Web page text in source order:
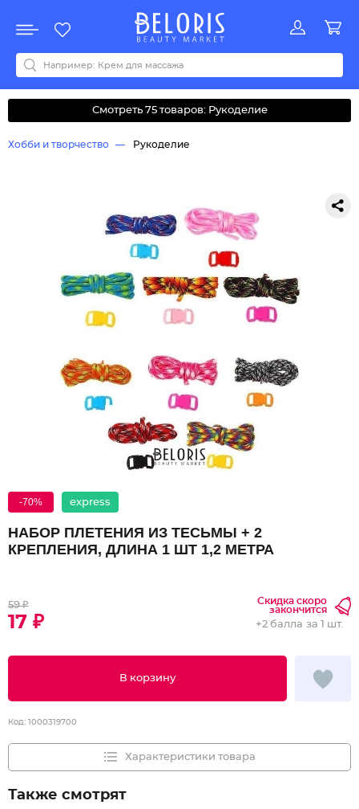
Акции
Все бренды
0-9ABCDEFGHIJKLMNOPQRSTUVWYZАБВДЗИМОКЛНПРСТУФ
Смотреть 75 товаров: Рукоделие
Хобби и творчество Рукоделие
-70% express
НАБОР ПЛЕТЕНИЯ ИЗ ТЕСЬМЫ + 2
КРЕПЛЕНИЯ, ДЛИНА 1 ШТ 1,2 МЕТРА
59 ₽
17 ₽
Скидка скоро
закончится
В корзину
+2 балла за 1 шт.
Код: 1000319700
Характеристики товара
Также смотрят